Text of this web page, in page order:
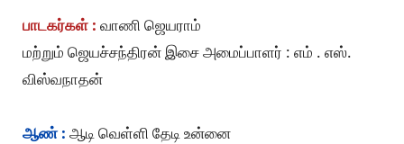
பாடகர்கள் : வாணி ஜெயராம்
மற்றும் ஜெயச்சந்திரன் இசை அமைப்பாளர் : எம் . எஸ்.
விஸ்வநாதன்
ஆண் : ஆடி வெள்ளி தேடி உன்னை